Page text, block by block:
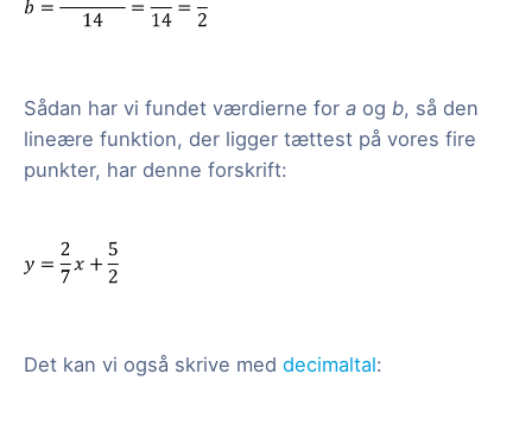
Sådan har vi fundet værdierne for a og b, så den
lineære funktion, der ligger tættest på vores fire
punkter, har denne forskrift:
Det kan vi også skrive med decimaltal: